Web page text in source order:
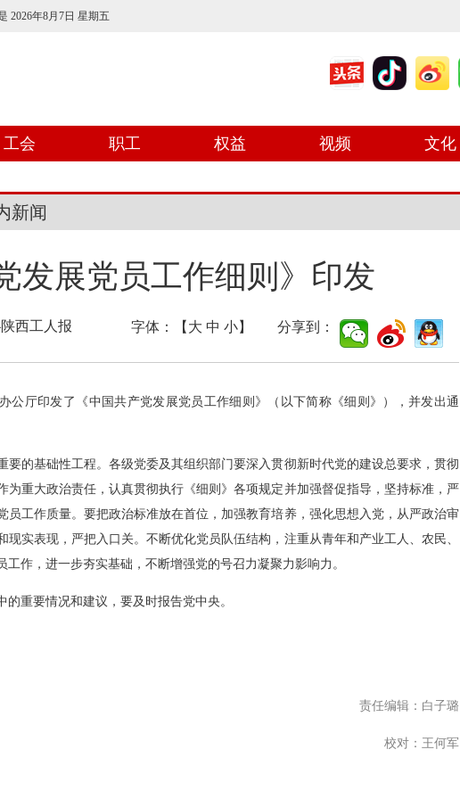
2026年8月7日 星期五
工会 职工 权益 视频 文化
新闻
发展党员工作细则》印发
西工人报 字体：【 大 中 小】 分享到：
厅印发了《中国共产党发展党员工作细则》（以下简称《细则》），并发出通
的基础性工程。各级党委及其组织部门要深入贯彻新时代党的建设总要求，贯彻
为重大政治责任，认真贯彻执行《细则》各项规定并加强督促指导，坚持标准，严
员工作质量。要把政治标准放在首位，加强教育培养，强化思想入党，从严政治审
实表现，严把入口关。不断优化党员队伍结构，注重从青年和产业工人、农民、
作，进一步夯实基础，不断增强党的号召力凝聚力影响力。
重要情况和建议，要及时报告党中央。
责任编辑：白子璐
校对：王何军